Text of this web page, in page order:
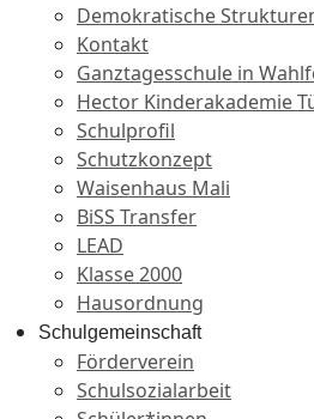
Demokratische
Kontakt
Ganztagesschule in
Hector Kinderakademie
Schulprofil
Schutzkonzept
Waisenhaus Mali
BiSS Transfer
LEAD
Klasse 2000
Hausordnung
Schulgemeinschaft
Förderverein
Schulsozialarbeit